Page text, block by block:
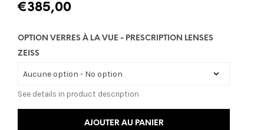
€385,00
OPTION VERRES À LA VUE - PRESCRIPTION LENSES
ZEISS
See details in product description
AJOUTER AU PANIER